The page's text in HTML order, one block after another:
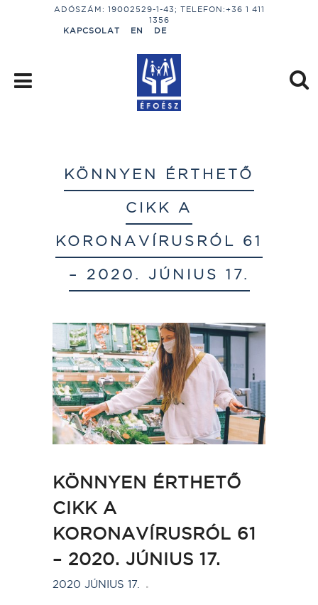
ADÓSZÁM: 19002529-1-43; TELEFON:+36 1 411
1356
KAPCSOLAT
EN DE
KÖNNYEN ÉRTHETŐ
CIKK A
KORONAVÍRUSRÓL 61
– 2020. JÚNIUS 17.
KÖNNYEN ÉRTHETŐ
CIKK A
KORONAVÍRUSRÓL 61
– 2020. JÚNIUS 17.
2020 JÚNIUS 17.